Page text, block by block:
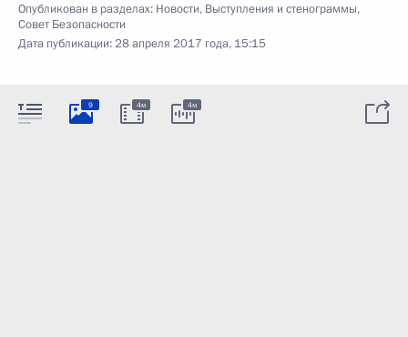
Опубликован в разделах: Новости, Выступления и стенограммы,
Совет Безопасности
Дата публикации:28 апреля 2017 года, 15:15
9 4м 4м